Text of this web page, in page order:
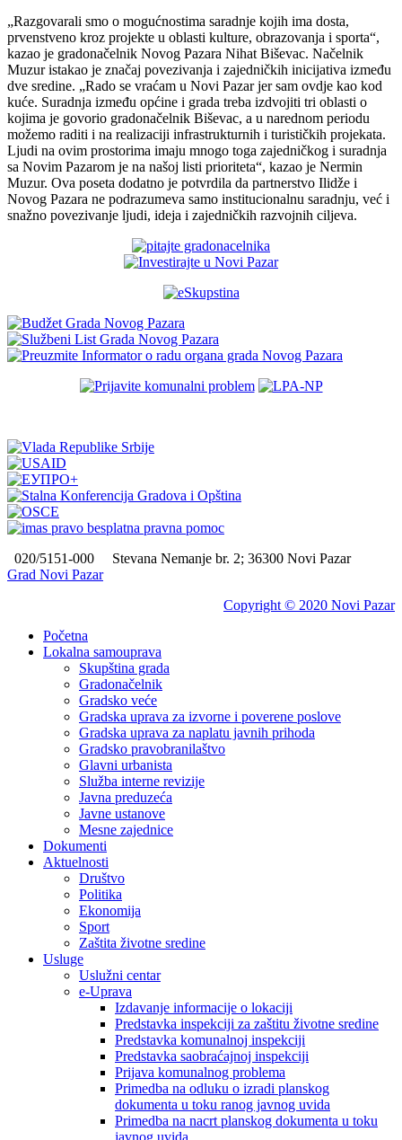
„Razgovarali smo o mogućnostima saradnje kojih ima dosta,
prvenstveno kroz projekte u oblasti kulture, obrazovanja i sporta“,
kazao je gradonačelnik Novog Pazara Nihat Biševac. Načelnik
Muzur istakao je značaj povezivanja i zajedničkih inicijativa između
dve sredine. „Rado se vraćam u Novi Pazar jer sam ovdje kao kod
kuće. Suradnja između općine i grada treba izdvojiti tri oblasti o
kojima je govorio gradonačelnik Biševac, a u narednom periodu
možemo raditi i na realizaciji infrastrukturnih i turističkih projekata.
Ljudi na ovim prostorima imaju mnogo toga zajedničkog i suradnja
sa Novim Pazarom je na našoj listi prioriteta“, kazao je Nermin
Muzur. Ova poseta dodatno je potvrdila da partnerstvo Ilidže i
Novog Pazara ne podrazumeva samo institucionalnu saradnju, već i
snažno povezivanje ljudi, ideja i zajedničkih razvojnih ciljeva.
020/5151-000
Stevana Nemanje br. 2; 36300 Novi Pazar
Grad Novi Pazar
Copyright © 2020 Novi Pazar
Početna
Lokalna samouprava
Skupština grada
Gradonačelnik
Gradsko veće
Gradska uprava za izvorne i poverene poslove
Gradska uprava za naplatu javnih prihoda
Gradsko pravobranilaštvo
Glavni urbanista
Služba interne revizije
Javna preduzeća
Javne ustanove
Mesne zajednice
Dokumenti
Aktuelnosti
Društvo
Politika
Ekonomija
Sport
Zaštita životne sredine
Usluge
Uslužni centar
e-Uprava
Izdavanje informacije o lokaciji
Predstavka inspekciji za zaštitu životne sredine
Predstavka komunalnoj inspekciji
Predstavka saobraćajnoj inspekciji
Prijava komunalnog problema
Primedba na odluku o izradi planskog
dokumenta u toku ranog javnog uvida
Primedba na nacrt planskog dokumenta u toku